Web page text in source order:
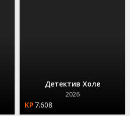
Детектив Холе
2026
7.608